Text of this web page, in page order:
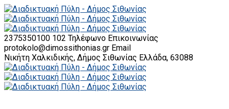
2375350100 102 Τηλέφωνο Επικοινωνίας
protokolo@dimossithonias.gr Email
Νικήτη Χαλκιδικής, Δήμος Σιθωνίας Ελλάδα, 63088